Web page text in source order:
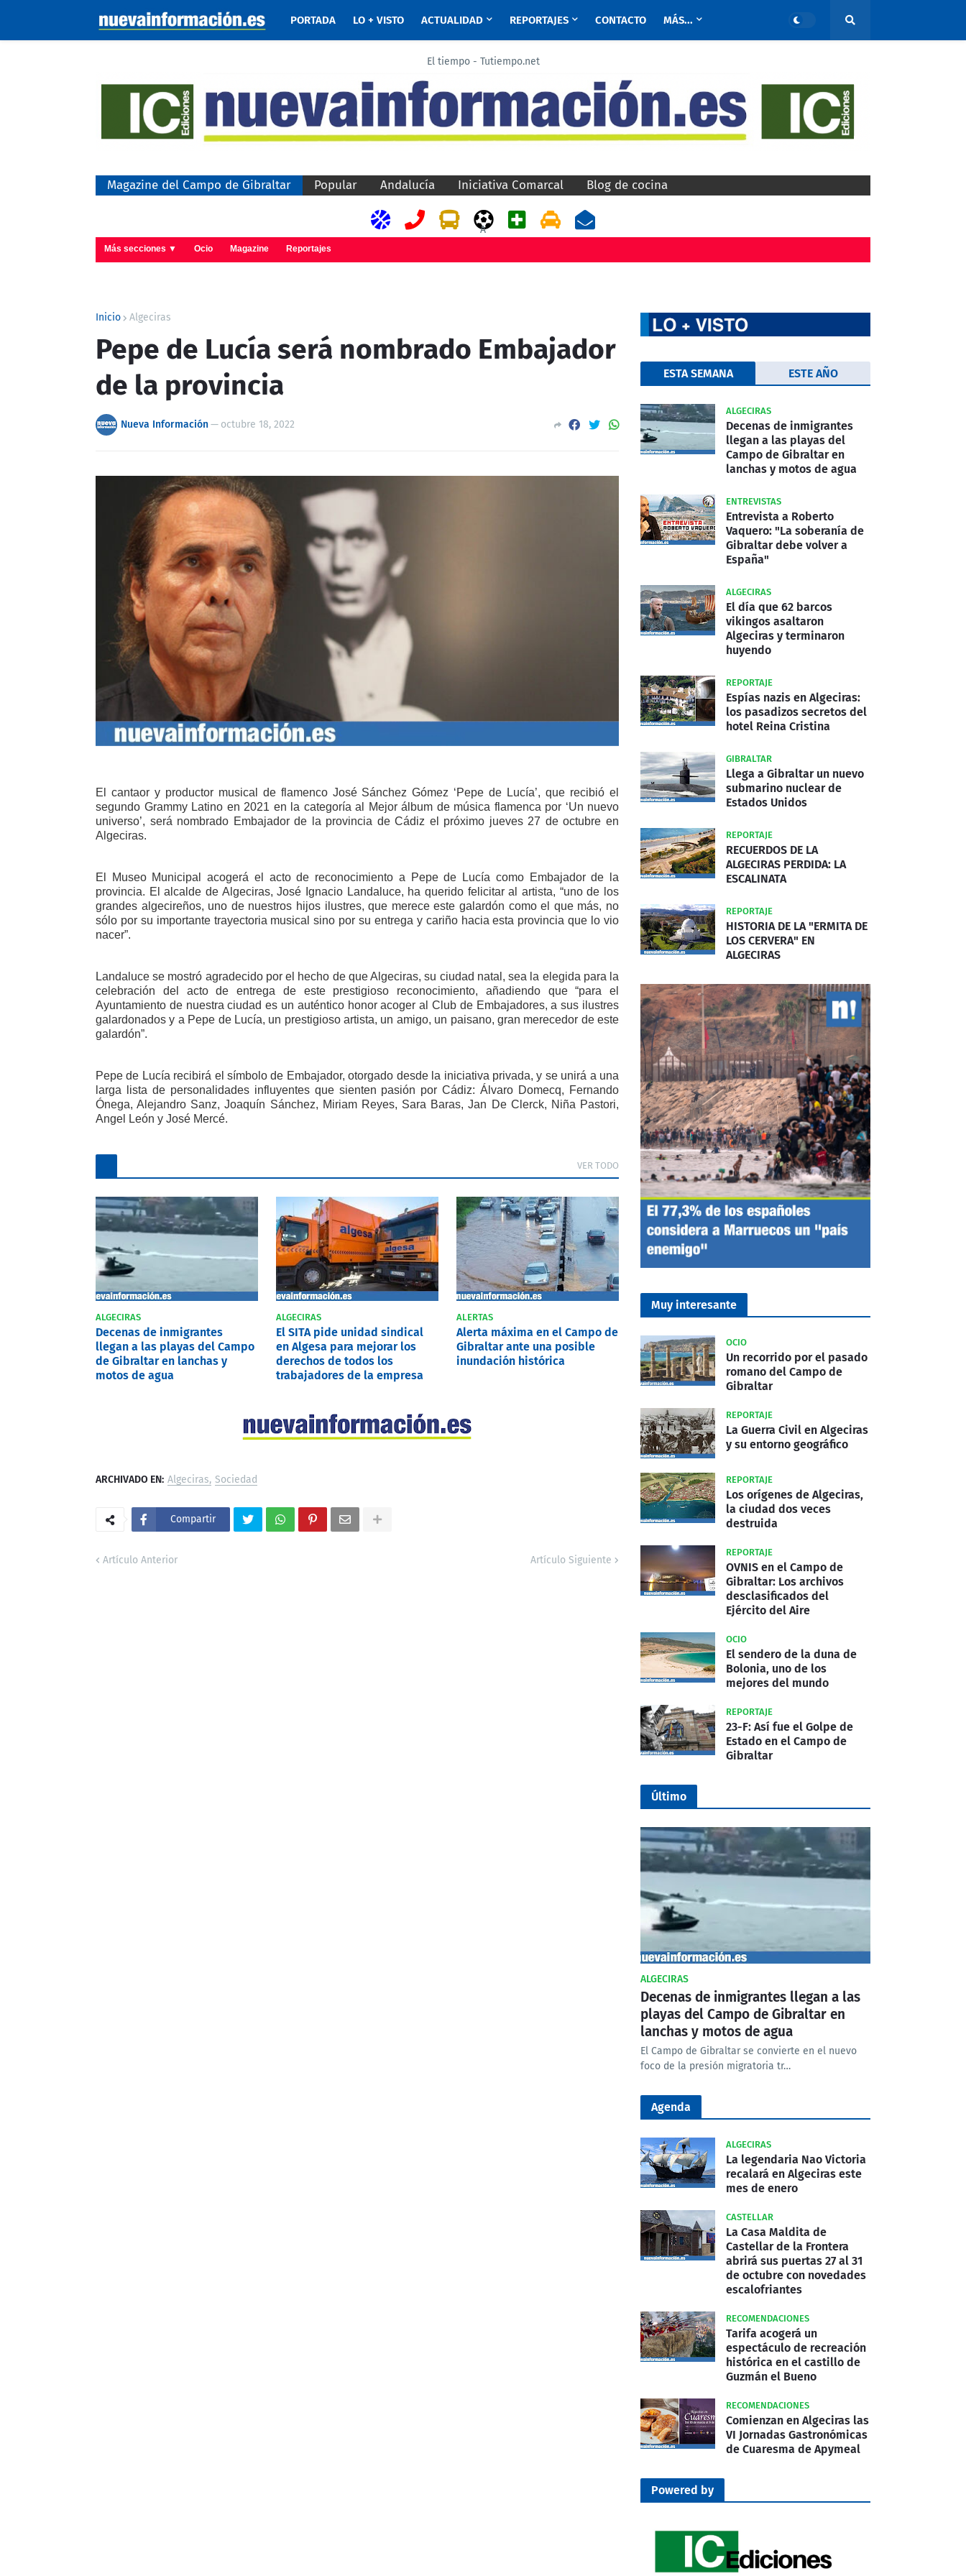
PORTADA LO + VISTO ACTUALIDAD REPORTAJES CONTACTO MÁS...
El tiempo - Tutiempo.net
Magazine del Campo de Gibraltar Popular Andalucía Iniciativa Comarcal Blog de cocina
A
Más secciones ▼ Ocio Magazine Reportajes
Inicio Algeciras
Pepe de Lucía será nombrado Embajador
de la provincia
Nueva Información— octubre 18, 2022
El cantaor y productor musical de flamenco José Sánchez Gómez ‘Pepe de Lucía’, que recibió el
segundo Grammy Latino en 2021 en la categoría al Mejor álbum de música flamenca por ‘Un nuevo
universo’, será nombrado Embajador de la provincia de Cádiz el próximo jueves 27 de octubre en
Algeciras.
El Museo Municipal acogerá el acto de reconocimiento a Pepe de Lucía como Embajador de la
provincia. El alcalde de Algeciras, José Ignacio Landaluce, ha querido felicitar al artista, “uno de los
grandes algecireños, uno de nuestros hijos ilustres, que merece este galardón como el que más, no
sólo por su importante trayectoria musical sino por su entrega y cariño hacia esta provincia que lo vio
nacer”.
Landaluce se mostró agradecido por el hecho de que Algeciras, su ciudad natal, sea la elegida para la
celebración del acto de entrega de este prestigioso reconocimiento, añadiendo que “para el
Ayuntamiento de nuestra ciudad es un auténtico honor acoger al Club de Embajadores, a sus ilustres
galardonados y a Pepe de Lucía, un prestigioso artista, un amigo, un paisano, gran merecedor de este
galardón”.
Pepe de Lucía recibirá el símbolo de Embajador, otorgado desde la iniciativa privada, y se unirá a una
larga lista de personalidades influyentes que sienten pasión por Cádiz: Álvaro Domecq, Fernando
Ónega, Alejandro Sanz, Joaquín Sánchez, Miriam Reyes, Sara Baras, Jan De Clerck, Niña Pastori,
Angel León y José Mercé.
VER TODO
ALGECIRAS
Decenas de inmigrantes
llegan a las playas del Campo
de Gibraltar en lanchas y
motos de agua
ALGECIRAS
El SITA pide unidad sindical
en Algesa para mejorar los
derechos de todos los
trabajadores de la empresa
ALERTAS
Alerta máxima en el Campo de
Gibraltar ante una posible
inundación histórica
ARCHIVADO EN: Algeciras Sociedad
Compartir
Artículo Anterior Artículo Siguiente
ESTA SEMANA ESTE AÑO
ALGECIRAS
Decenas de inmigrantes
llegan a las playas del
Campo de Gibraltar en
lanchas y motos de agua
ENTREVISTAS
Entrevista a Roberto
Vaquero: "La soberanía de
Gibraltar debe volver a
España"
ALGECIRAS
El día que 62 barcos
vikingos asaltaron
Algeciras y terminaron
huyendo
REPORTAJE
Espías nazis en Algeciras:
los pasadizos secretos del
hotel Reina Cristina
GIBRALTAR
Llega a Gibraltar un nuevo
submarino nuclear de
Estados Unidos
REPORTAJE
RECUERDOS DE LA
ALGECIRAS PERDIDA: LA
ESCALINATA
REPORTAJE
HISTORIA DE LA "ERMITA DE
LOS CERVERA" EN
ALGECIRAS
Muy interesante
OCIO
Un recorrido por el pasado
romano del Campo de
Gibraltar
REPORTAJE
La Guerra Civil en Algeciras
y su entorno geográfico
REPORTAJE
Los orígenes de Algeciras,
la ciudad dos veces
destruida
REPORTAJE
OVNIS en el Campo de
Gibraltar: Los archivos
desclasificados del
Ejército del Aire
OCIO
El sendero de la duna de
Bolonia, uno de los
mejores del mundo
REPORTAJE
23-F: Así fue el Golpe de
Estado en el Campo de
Gibraltar
Último
ALGECIRAS
Decenas de inmigrantes llegan a las
playas del Campo de Gibraltar en
lanchas y motos de agua
El Campo de Gibraltar se convierte en el nuevo
foco de la presión migratoria tr…
Agenda
ALGECIRAS
La legendaria Nao Victoria
recalará en Algeciras este
mes de enero
CASTELLAR
La Casa Maldita de
Castellar de la Frontera
abrirá sus puertas 27 al 31
de octubre con novedades
escalofriantes
RECOMENDACIONES
Tarifa acogerá un
espectáculo de recreación
histórica en el castillo de
Guzmán el Bueno
RECOMENDACIONES
Comienzan en Algeciras las
VI Jornadas Gastronómicas
de Cuaresma de Apymeal
Powered by